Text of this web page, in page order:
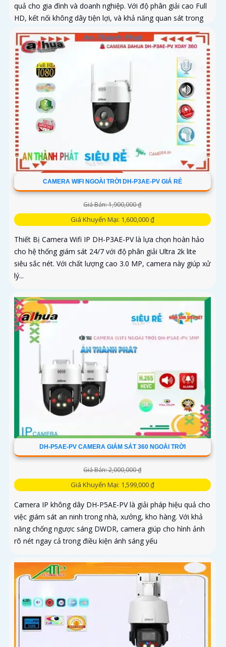
quả cho gia đình và doanh nghiệp. Với độ phân giải cao Full
HD, kết nối không dây tiện lợi, và khả năng quan sát trong
ánh sáng yếu, camera giúp bạn theo dõi mọi góc cạnh một
cách rõ ràng
CAMERA WIFI NGOÀI TRỜI DH-P3AE-PV GIÁ RẺ
Giá Bán: 1,900,000 ₫
Giá Khuyến Mại: 1,600,000 ₫
Thiết Bị Camera Wifi IP DH-P3AE-PV là lựa chọn hoàn hảo
cho hệ thống giám sát 24/7 với độ phân giải Ultra 2k lite
siêu sắc nét. Với chất lượng cao 3.0 MP, camera này giúp xử
lý...
DH-P5AE-PV CAMERA GIÁM SÁT 360 NGOÀI TRỜI
Giá Bán: 2,000,000 ₫
Giá Khuyến Mại: 1,599,000 ₫
Camera IP không dây DH-P5AE-PV là giải pháp hiệu quả cho
việc giám sát an ninh trong nhà, xưởng, kho hàng. Với khả
năng chống ngược sáng DWDR, camera giúp cho hình ảnh
rõ nét ngay cả trong điều kiện ánh sáng yếu